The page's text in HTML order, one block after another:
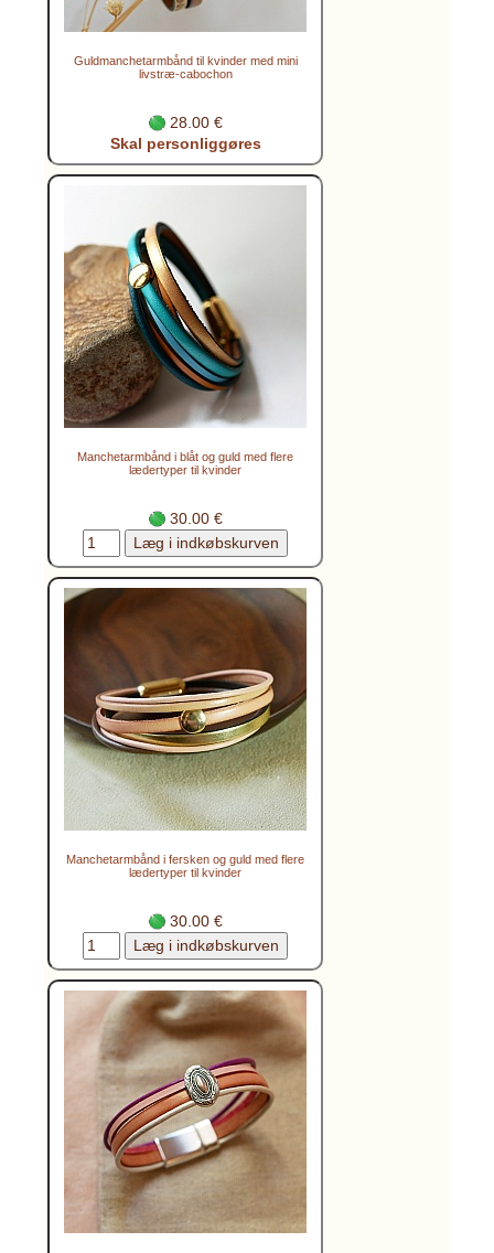
Guldmanchetarmbånd til kvinder med mini
livstræ-cabochon
28.00 €
Skal personliggøres
Manchetarmbånd i blåt og guld med flere
lædertyper til kvinder
30.00 €
Manchetarmbånd i fersken og guld med flere
lædertyper til kvinder
30.00 €